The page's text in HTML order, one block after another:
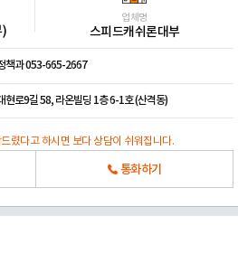
)
업체명
스피드캐쉬론대부
책과 053-665-2667
현로9길 58, 라온빌딩 1층 6-1호 (산격동)
렸다고 하시면 보다 상담이 쉬워집니다.
통화하기